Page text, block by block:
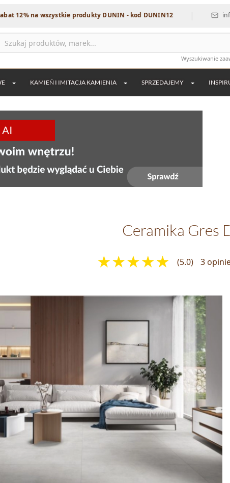
na wszystkie produkty DUNIN - kod DUNIN12 |
Wyszukiwanie
KAMIEŃ I IMITACJA KAMIENIA SPRZEDAJEMY
Ceramika Gres
(5.0) 3